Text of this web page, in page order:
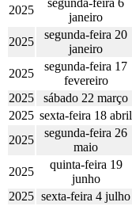
2025
segunda-feira 6
janeiro
2025
segunda-feira 20
janeiro
2025
segunda-feira 17
fevereiro
2025
sábado 22 março
2025 sexta-feira 18 abril
2025
segunda-feira 26
maio
2025
quinta-feira 19
junho
2025 sexta-feira 4 julho